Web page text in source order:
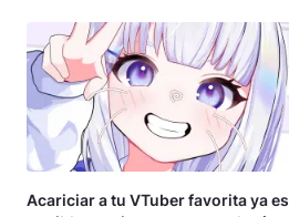
Acariciar a tu VTuber favorita ya es